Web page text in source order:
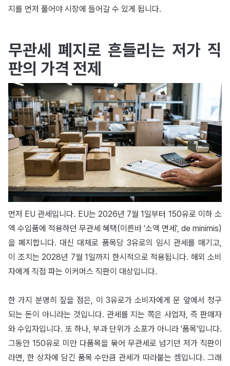
지를 먼저 풀어야 시장에 들어갈 수 있게 됩니다.
무관세 폐지로 흔들리는 저가 직
판의 가격 전제
먼저 EU 관세입니다. EU는 2026년 7월 1일부터 150유로 이하 소
액 수입품에 적용하던 무관세 혜택(이른바 '소액 면세', de minimis)
을 폐지합니다. 대신 대체로 품목당 3유로의 임시 관세를 매기고,
이 조치는 2028년 7월 1일까지 한시적으로 적용됩니다. 해외 소비
자에게 직접 파는 이커머스 직판이 대상입니다.
한 가지 분명히 짚을 점은, 이 3유로가 소비자에게 문 앞에서 청구
되는 돈이 아니라는 것입니다. 관세를 지는 쪽은 사업자, 즉 판매자
와 수입자입니다. 또 하나, 부과 단위가 소포가 아니라 '품목'입니다.
그동안 150유로 미만 다품목을 묶어 무관세로 넘기던 저가 직판이
라면, 한 상자에 담긴 품목 수만큼 관세가 따라붙는 셈입니다. 그래